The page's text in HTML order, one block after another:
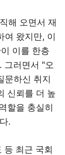
해 오면서 재
여 왔지만, 이
이를 한층
그러면서 "오
문하신 취지
신뢰를 더 높
할을 충실히
.
등 최근 국회